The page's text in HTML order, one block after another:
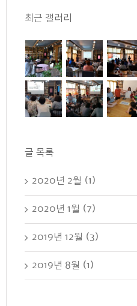
최근 갤러리
글 목록
2020년 2월 (1)
2020년 1월 (7)
2019년 12월 (3)
2019년 8월 (1)